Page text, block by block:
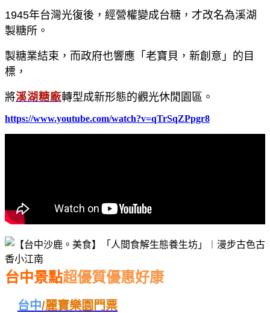
1945年台灣光復後，經營權變成台糖，才改名為溪湖
製糖所。
製糖業結束，而政府也響應「老寶貝，新創意」的目
標，
將溪湖糖廠轉型成新形態的觀光休閒園區。
https://www.youtube.com/watch?v=qTrSqZPpgr8
台中景點超優質優惠好康
台中/麗寶樂園門票